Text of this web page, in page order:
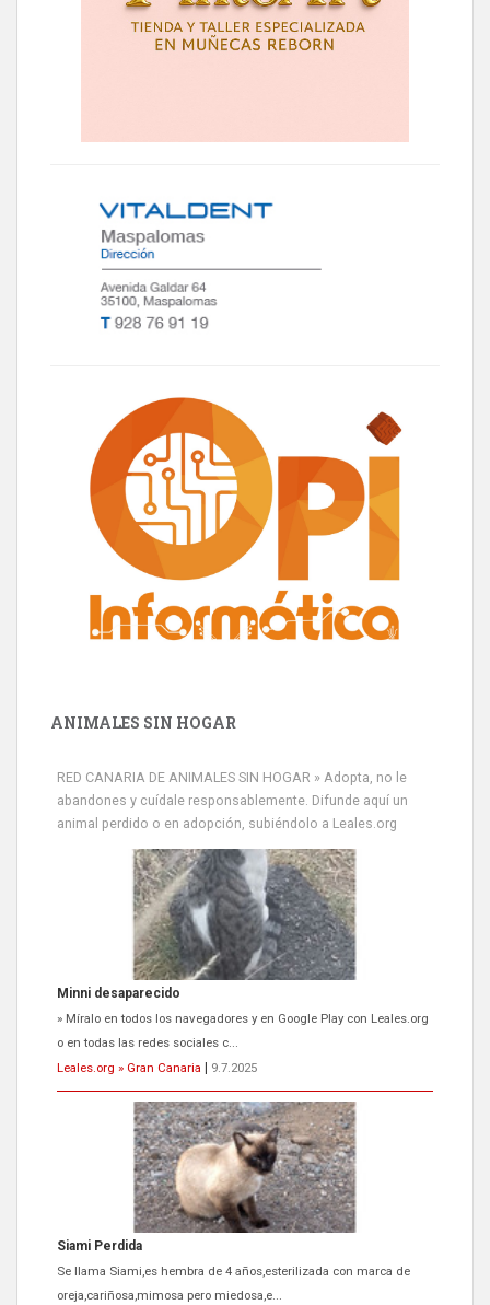
ANIMALES SIN HOGAR
RED CANARIA DE ANIMALES SIN HOGAR » Adopta, no le
abandones y cuídale responsablemente. Difunde aquí un
animal perdido o en adopción, subiéndolo a Leales.org
Siami Perdida
Se llama Siami,es hembra de 4 años,esterilizada con marca de
oreja,cariñosa,mimosa pero miedosa,e...
Leales.org » Gran Canaria
9.7.2025
ADOPCIÓN URGENTE GATA TEROR GRAN CANARIA
El ayuntamiento se va a llevar a Los Gatos callejeros de la zona los
próximos días, ella incluida...